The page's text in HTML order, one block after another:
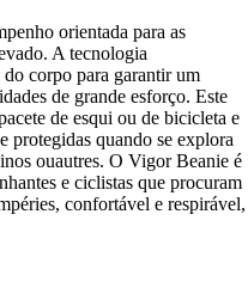
orientada para as
A tecnologia
corpo para garantir um
de grande esforço. Este
de esqui ou de bicicleta e
protegidas quando se explora
ouautres. O Vigor Beanie é
e ciclistas que procuram
confortável e respirável,